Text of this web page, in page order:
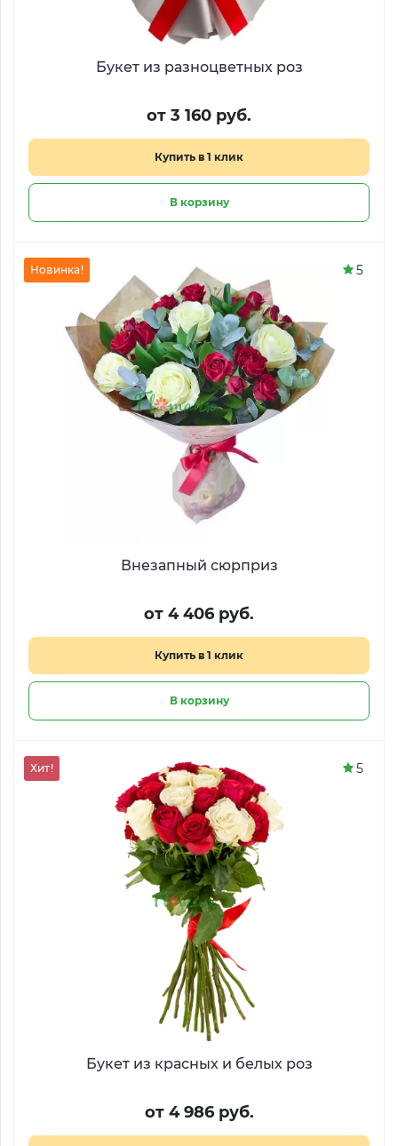
Букет из разноцветных роз
от 3 160 руб.
Купить в 1 клик
В корзину
Внезапный сюрприз
от 4 406 руб.
Купить в 1 клик
В корзину
Новинка! 5
Букет из красных и белых роз
от 4 986 руб.
Хит! 5